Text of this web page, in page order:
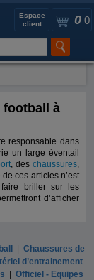
0 0
Espace
client
football à
responsable dans
un large éventail
, des chaussures,
ces articles n’est
briller sur les
d’afficher
|Chaussures de
d’entrainement
|Officiel - Equipes